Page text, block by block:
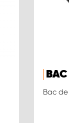
Bac